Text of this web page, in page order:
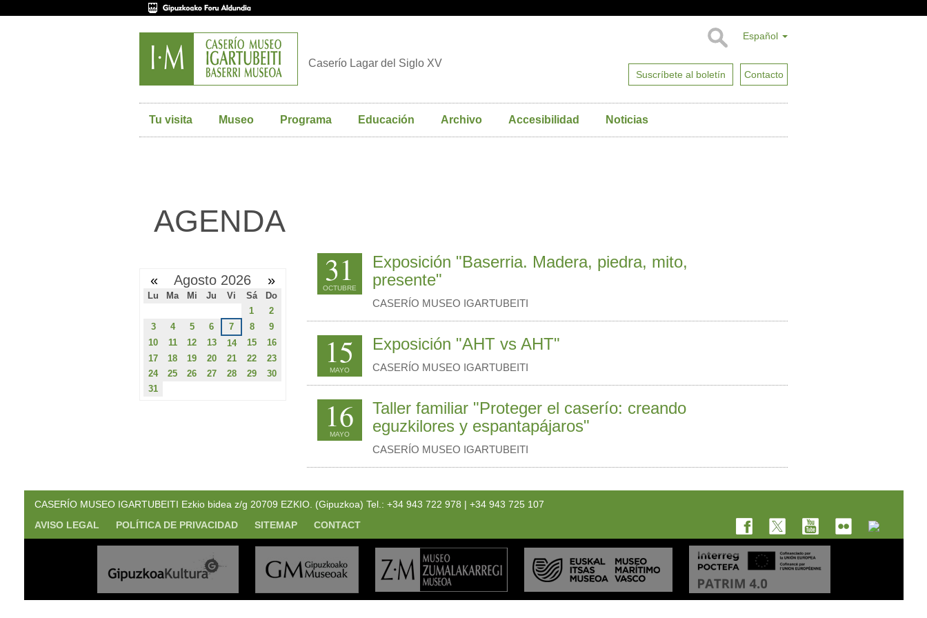
Español
Suscríbete al boletín Contacto
Caserío Lagar del Siglo XV
Tu visita Museo Programa Educación Archivo Accesibilidad Noticias
AGENDA
31
OCTUBRE
Exposición "Baserria. Madera, piedra, mito,
presente"
CASERÍO MUSEO IGARTUBEITI
15
MAYO
Exposición "AHT vs AHT"
CASERÍO MUSEO IGARTUBEITI
16
MAYO
Taller familiar "Proteger el caserío: creando
eguzkilores y espantapájaros"
CASERÍO MUSEO IGARTUBEITI
« Agosto 2026 »
Lu Ma Mi Ju Vi Sá
Do
1
2
3
4 5 6 7 8
9
10
11 12 13 14 15
16
17
18 19 20 21 22
23
24
25 26 27 28 29
30
31
CASERÍO MUSEO IGARTUBEITI Ezkio bidea z/g 20709 EZKIO. (Gipuzkoa) Tel.: +34 943 722 978 | +34 943 725 107
AVISO LEGAL
POLÍTICA DE PRIVACIDAD SITEMAP CONTACT